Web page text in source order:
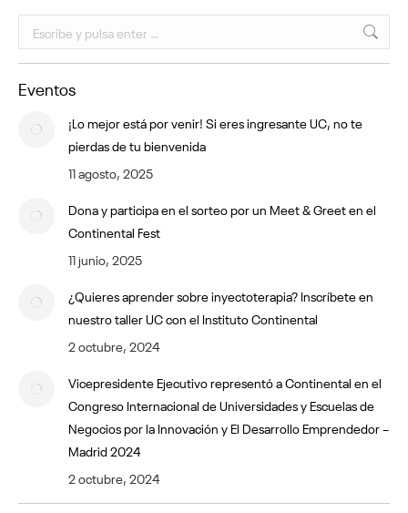
Buscar:
Eventos
¡Lo mejor está por venir! Si eres ingresante UC, no te
pierdas de tu bienvenida
11 agosto, 2025
Dona y participa en el sorteo por un Meet & Greet en el
Continental Fest
11 junio, 2025
¿Quieres aprender sobre inyectoterapia? Inscríbete en
nuestro taller UC con el Instituto Continental
2 octubre, 2024
Vicepresidente Ejecutivo representó a Continental en el
Congreso Internacional de Universidades y Escuelas de
Negocios por la Innovación y El Desarrollo Emprendedor –
Madrid 2024
2 octubre, 2024